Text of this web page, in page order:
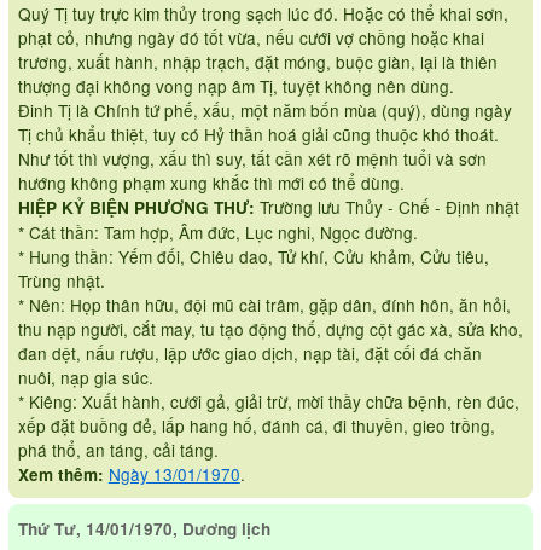
Quý Tị tuy trực kim thủy trong sạch lúc đó. Hoặc có thể khai sơn,
phạt cỏ, nhưng ngày đó tốt vừa, nếu cưới vợ chồng hoặc khai
trương, xuất hành, nhập trạch, đặt móng, buộc giàn, lại là thiên
thượng đại không vong nạp âm Tị, tuyệt không nên dùng.
Đinh Tị là Chính tứ phế, xấu, một năm bốn mùa (quý), dùng ngày
Tị chủ khẩu thiệt, tuy có Hỷ thần hoá giải cũng thuộc khó thoát.
Như tốt thì vượng, xấu thì suy, tất cần xét rõ mệnh tuổi và sơn
hướng không phạm xung khắc thì mới có thể dùng.
HIỆP KỶ BIỆN PHƯƠNG THƯ: Trường lưu Thủy - Chế - Định nhật
* Cát thần: Tam hợp, Âm đức, Lục nghi, Ngọc đường.
* Hung thần: Yếm đối, Chiêu dao, Tử khí, Cửu khảm, Cửu tiêu,
Trùng nhật.
* Nên: Họp thân hữu, đội mũ cài trâm, gặp dân, đính hôn, ăn hỏi,
thu nạp người, cắt may, tu tạo động thố, dựng cột gác xà, sửa kho,
đan dệt, nấu rượu, lập ước giao dịch, nạp tài, đặt cối đá chăn
nuôi, nạp gia súc.
* Kiêng: Xuất hành, cưới gả, giải trừ, mời thầy chữa bệnh, rèn đúc,
xếp đặt buồng đẻ, lấp hang hố, đánh cá, đi thuyền, gieo trồng,
phá thổ, an táng, cải táng.
Xem thêm: Ngày 13/01/1970.
Thứ Tư, 14/01/1970, Dương lịch